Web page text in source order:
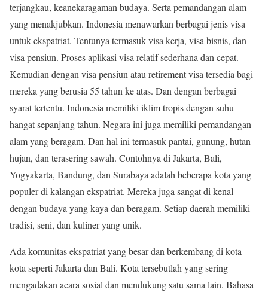
terjangkau, keanekaragaman budaya. Serta pemandangan alam
yang menakjubkan. Indonesia menawarkan berbagai jenis visa
untuk ekspatriat. Tentunya termasuk visa kerja, visa bisnis, dan
visa pensiun. Proses aplikasi visa relatif sederhana dan cepat.
Kemudian dengan visa pensiun atau retirement visa tersedia bagi
mereka yang berusia 55 tahun ke atas. Dan dengan berbagai
syarat tertentu. Indonesia memiliki iklim tropis dengan suhu
hangat sepanjang tahun. Negara ini juga memiliki pemandangan
alam yang beragam. Dan hal ini termasuk pantai, gunung, hutan
hujan, dan terasering sawah. Contohnya di Jakarta, Bali,
Yogyakarta, Bandung, dan Surabaya adalah beberapa kota yang
populer di kalangan ekspatriat. Mereka juga sangat di kenal
dengan budaya yang kaya dan beragam. Setiap daerah memiliki
tradisi, seni, dan kuliner yang unik.
Ada komunitas ekspatriat yang besar dan berkembang di kota-
kota seperti Jakarta dan Bali. Kota tersebutlah yang sering
mengadakan acara sosial dan mendukung satu sama lain. Bahasa